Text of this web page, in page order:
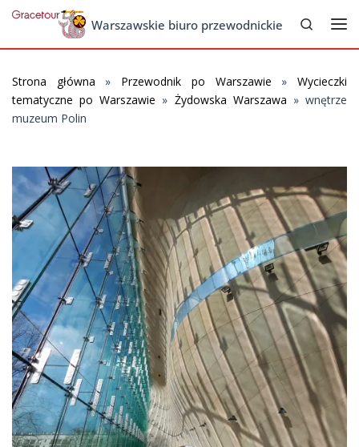
Skip to contentWarszawskie biuro przewodnickie
Search
Strona główna » Przewodnik po Warszawie »Wycieczki
tematyczne po Warszawie » Żydowska Warszawa »wnętrze
muzeum Polin